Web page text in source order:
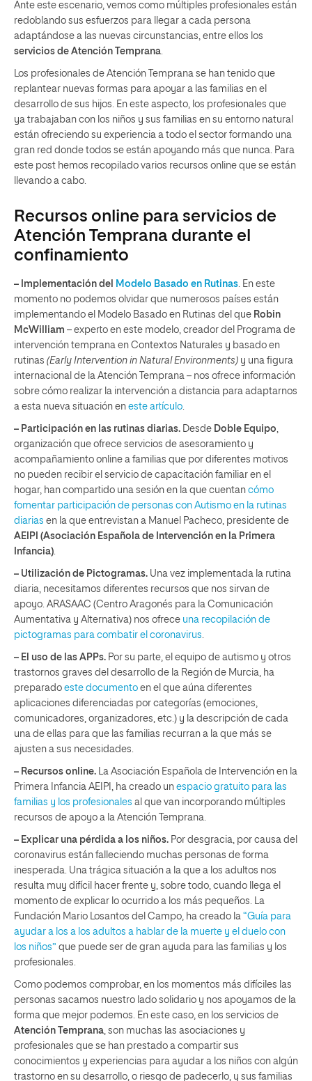
Ante este escenario, vemos como múltiples profesionales están
redoblando sus esfuerzos para llegar a cada persona
adaptándose a las nuevas circunstancias, entre ellos los
servicios de Atención Temprana.
Los profesionales de Atención Temprana se han tenido que
replantear nuevas formas para apoyar a las familias en el
desarrollo de sus hijos. En este aspecto, los profesionales que
ya trabajaban con los niños y sus familias en su entorno natural
están ofreciendo su experiencia a todo el sector formando una
gran red donde todos se están apoyando más que nunca. Para
este post hemos recopilado varios recursos online que se están
llevando a cabo.
Recursos online para servicios de
Atención Temprana durante el
confinamiento
– Implementación del Modelo Basado en Rutinas. En este
momento no podemos olvidar que numerosos países están
implementando el Modelo Basado en Rutinas del que Robin
McWilliam – experto en este modelo, creador del Programa de
intervención temprana en Contextos Naturales y basado en
rutinas (Early Intervention in Natural Environments) y una figura
internacional de la Atención Temprana – nos ofrece información
sobre cómo realizar la intervención a distancia para adaptarnos
a esta nueva situación en este artículo.
– Participación en las rutinas diarias. Desde Doble Equipo,
organización que ofrece servicios de asesoramiento y
acompañamiento online a familias que por diferentes motivos
no pueden recibir el servicio de capacitación familiar en el
hogar, han compartido una sesión en la que cuentan cómo
fomentar participación de personas con Autismo en la rutinas
diarias en la que entrevistan a Manuel Pacheco, presidente de
AEIPI (Asociación Española de Intervención en la Primera
Infancia).
– Utilización de Pictogramas. Una vez implementada la rutina
diaria, necesitamos diferentes recursos que nos sirvan de
apoyo. ARASAAC (Centro Aragonés para la Comunicación
Aumentativa y Alternativa) nos ofrece una recopilación de
pictogramas para combatir el coronavirus.
– El uso de las APPs. Por su parte, el equipo de autismo y otros
trastornos graves del desarrollo de la Región de Murcia, ha
preparado este documento en el que aúna diferentes
aplicaciones diferenciadas por categorías (emociones,
comunicadores, organizadores, etc.) y la descripción de cada
una de ellas para que las familias recurran a la que más se
ajusten a sus necesidades.
– Recursos online. La Asociación Española de Intervención en la
Primera Infancia AEIPI, ha creado un espacio gratuito para las
familias y los profesionales al que van incorporando múltiples
recursos de apoyo a la Atención Temprana.
– Explicar una pérdida a los niños. Por desgracia, por causa del
coronavirus están falleciendo muchas personas de forma
inesperada. Una trágica situación a la que a los adultos nos
resulta muy difícil hacer frente y, sobre todo, cuando llega el
momento de explicar lo ocurrido a los más pequeños. La
Fundación Mario Losantos del Campo, ha creado la “Guía para
ayudar a los a los adultos a hablar de la muerte y el duelo con
los niños” que puede ser de gran ayuda para las familias y los
profesionales.
Como podemos comprobar, en los momentos más difíciles las
personas sacamos nuestro lado solidario y nos apoyamos de la
forma que mejor podemos. En este caso, en los servicios de
Atención Temprana, son muchas las asociaciones y
profesionales que se han prestado a compartir sus
conocimientos y experiencias para ayudar a los niños con algún
trastorno en su desarrollo, o riesgo de padecerlo, y sus familias